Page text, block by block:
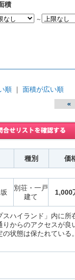
積
～
順 ｜ 面積が広い順
«
種別 価
別荘・一戸
建て
1,000
スハイランド」内に
からのアクセスが良
状態は保たれている。